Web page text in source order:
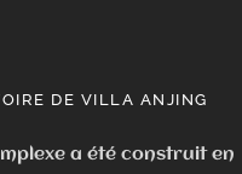
DE VILLA ANJING
a été construit en